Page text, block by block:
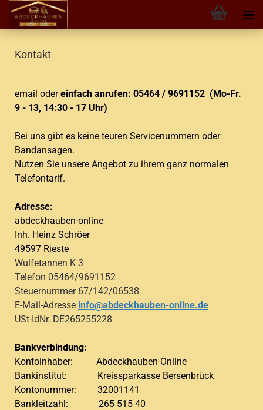
Kontakt
email odereinfach anrufen: 05464 / 9691152 (Mo-Fr.
9 - 13, 14:30 - 17 Uhr)
Bei uns gibt es keine teuren Servicenummern oder
Bandansagen.
Nutzen Sie unsere Angebot zu ihrem ganz normalen
Telefontarif.
Adresse:
abdeckhauben-online
Inh. Heinz Schröer
49597 Rieste
Wulfetannen K 3
Telefon 05464/9691152
Steuernummer 67/142/06538
E-Mail-Adresse info@abdeckhauben-online.de
USt-IdNr. DE265255228
Bankverbindung:
Kontoinhaber: Abdeckhauben-Online
Bankinstitut: Kreissparkasse Bersenbrück
Kontonummer: 32001141
Bankleitzahl: 265 515 40